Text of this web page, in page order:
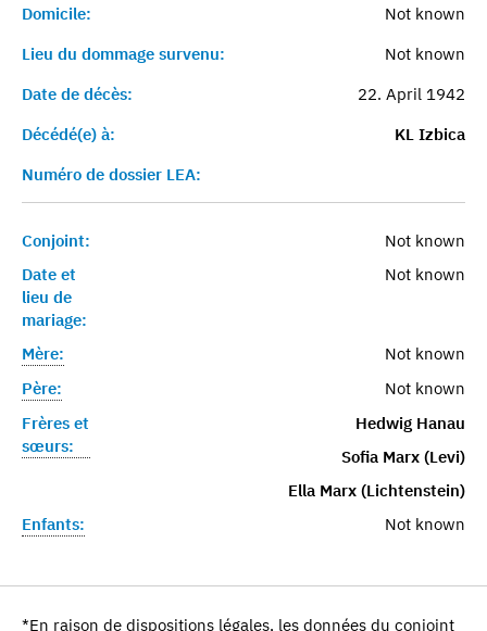
Domicile:
Not known
Lieu du dommage survenu:
Not known
Date de décès:
22. April 1942
Décédé(e) à:
KL Izbica
Numéro de dossier LEA:
Conjoint:
Not known
Date et
lieu de
mariage:
Not known
Mère:
Not known
Père:
Not known
Frères et
sœurs:
Hedwig Hanau
Sofia Marx (Levi)
Ella Marx (Lichtenstein)
Enfants:
Not known
*En raison de dispositions légales, les données du conjoint